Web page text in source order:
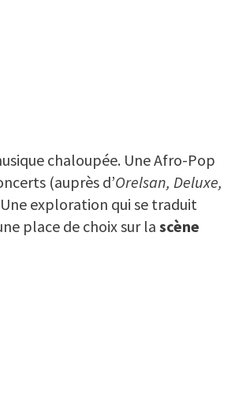
chaloupée. Une Afro-Pop
(auprès d’Orelsan, Deluxe,
exploration qui se traduit
place de choix sur lascène